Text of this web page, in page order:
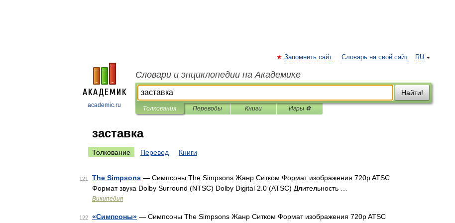
academic.ru
RU
Запомнить сайт Словарь на свой сайт
Словари и энциклопедии на Академике
Найти!
Толкования Переводы Книги Игры ⚽
заставка
Толкование Перевод Книги
121 The Simpsons — Симпсоны The Simpsons Жанр Ситком Формат изображения 720p ATSC
Формат звука Dolby Surround (NTSC) Dolby Digital 2.0 (ATSC) Длительность …
Википедия
122 «Симпсоны» — Симпсоны The Simpsons Жанр Ситком Формат изображения 720p ATSC